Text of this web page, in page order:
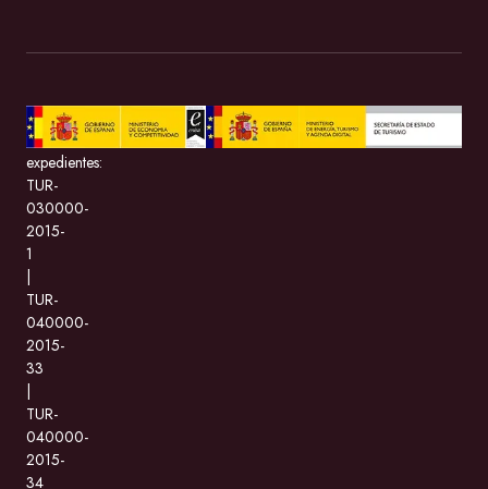
BeMate.com
con
expedientes:
TUR-
030000-
2015-
1
|
TUR-
040000-
2015-
33
|
TUR-
040000-
2015-
34